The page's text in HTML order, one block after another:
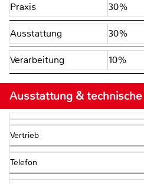
Praxis 30%
Ausstattung 30%
Verarbeitung 10%
Ausstattung &
Vertrieb
Telefon